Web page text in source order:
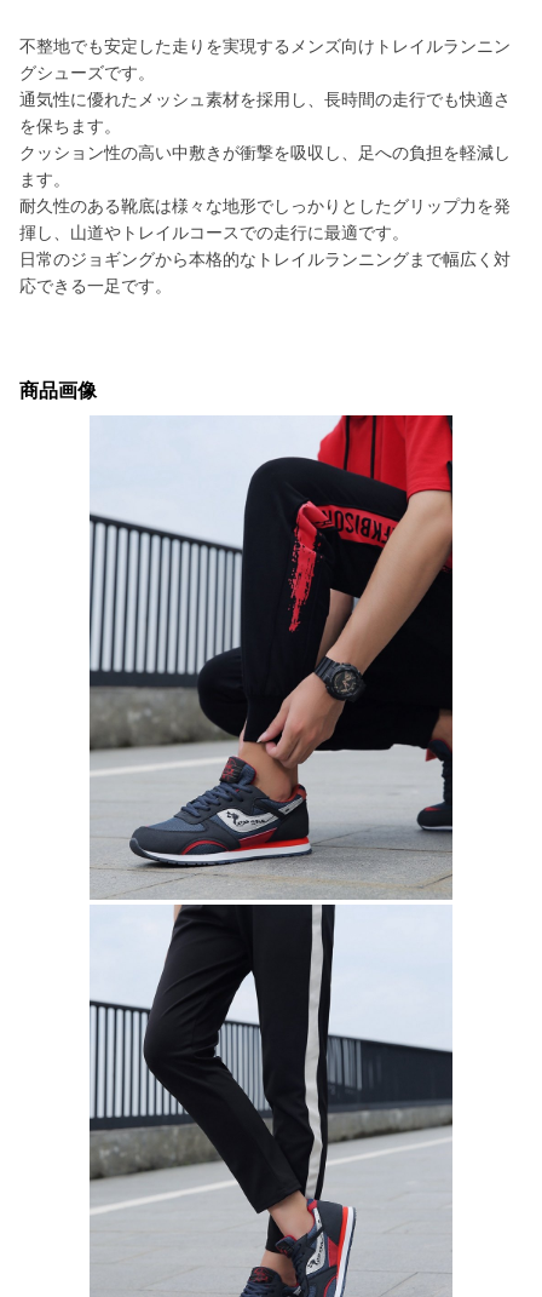
不整地でも安定した走りを実現するメンズ向けトレイルランニン
グシューズです。
通気性に優れたメッシュ素材を採用し、長時間の走行でも快適さ
を保ちます。
クッション性の高い中敷きが衝撃を吸収し、足への負担を軽減し
ます。
耐久性のある靴底は様々な地形でしっかりとしたグリップ力を発
揮し、山道やトレイルコースでの走行に最適です。
日常のジョギングから本格的なトレイルランニングまで幅広く対
応できる一足です。
商品画像